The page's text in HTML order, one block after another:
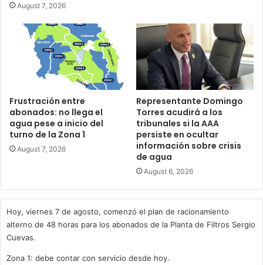
August 7, 2026
Frustración entre
abonados: no llega el
agua pese a inicio del
turno de la Zona 1
August 7, 2026
Representante Domingo
Torres acudirá a los
tribunales si la AAA
persiste en ocultar
información sobre crisis
de agua
August 6, 2026
Hoy, viernes 7 de agosto, comenzó el plan de racionamiento
alterno de 48 horas para los abonados de la Planta de Filtros Sergio
Cuevas.
Zona 1: debe contar con servicio desde hoy.